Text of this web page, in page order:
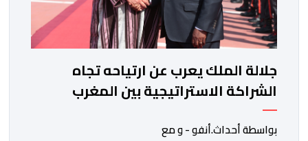
جلالة الملك يعرب عن ارتياحه تجاه
الشراكة الاستراتيجية بين المغرب
والكوت ديفوار
بواسطة أحداث.أنفو - و مع